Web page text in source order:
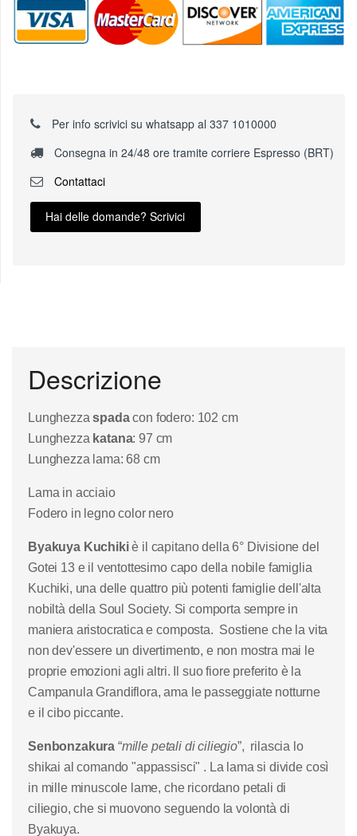
Per info scrivici su whatsapp al 337 1010000
Consegna in 24/48 ore tramite corriere Espresso (BRT)
Contattaci
Hai delle domande? Scrivici
Descrizione
Lunghezzaspadacon fodero: 102 cm
Lunghezza katana: 97 cm
Lunghezza lama: 68 cm
Lama in acciaio
Fodero in legno color nero
Byakuya Kuchikiè il capitano della 6° Divisione del
Gotei 13 e il ventottesimo capo della nobile famiglia
Kuchiki, una delle quattro più potenti famiglie dell'alta
nobiltà della Soul Society. Si comporta sempre in
maniera aristocratica e composta. Sostiene che la vita
non dev'essere un divertimento, e non mostra mai le
proprie emozioni agli altri. Il suo fiore preferito è la
Campanula Grandiflora, ama le passeggiate notturne
e il cibo piccante.
Senbonzakura “mille petali di ciliegio”, rilascia lo
shikai al comando "appassisci" . La lama si divide così
in mille minuscole lame, che ricordano petali di
ciliegio, che si muovono seguendo la volontà di
Byakuya.